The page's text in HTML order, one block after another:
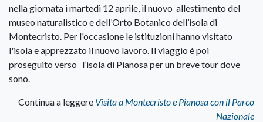
nella giornata i martedì 12 aprile, il nuovo allestimento del
museo naturalistico e dell’Orto Botanico dell’isola di
Montecristo. Per l'occasione le istituzioni hanno visitato
l'isola e apprezzato il nuovo lavoro. Il viaggio è poi
proseguito verso l’isola di Pianosa per un breve tour dove
sono.
Continua a leggere Visita a Montecristo e Pianosa con il Parco
Nazionale